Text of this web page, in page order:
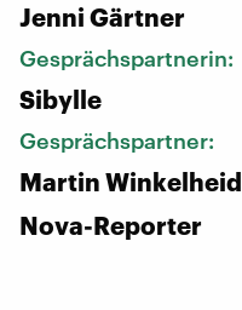
Jenni Gärtner
Gesprächspartnerin:
Sibylle
Gesprächspartner:
Martin
Nova-Reporter